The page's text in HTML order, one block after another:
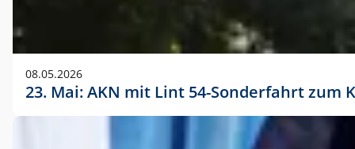
08.05.2026
23. Mai: AKN mit Lint 54-Sonderfahrt